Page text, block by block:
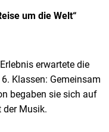
um die Welt“
erwartete die
Klassen: Gemeinsam
begaben sie sich auf
der Musik.